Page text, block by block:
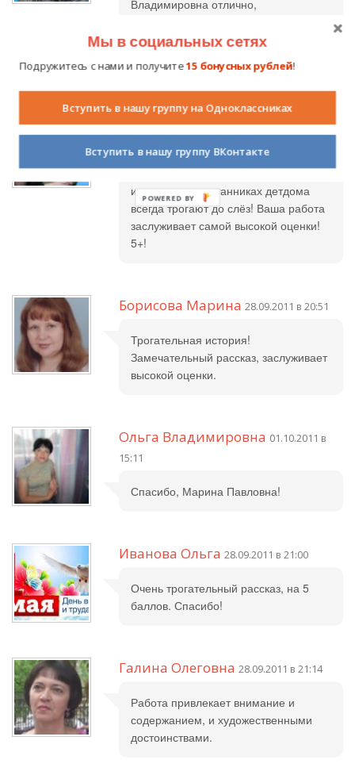
Владимировна отлично,
успехов в конкурсе. Галина
Валентина Алексеевна
19:29
Уважаемая Ольга Владимировна,
истории о воспитанниках детдома
всегда трогают до слёз! Ваша работа
заслуживает самой высокой оценки!
5+!
Борисова Марина 28.09.2011 в 20:51
Трогательная история!
Замечательный рассказ, заслуживает
высокой оценки.
Ольга Владимировна 01.10.2011 в
15:11
Спасибо, Марина Павловна!
Иванова Ольга 28.09.2011 в 21:00
Очень трогательный рассказ, на 5
баллов. Спасибо!
Галина Олеговна 28.09.2011 в 21:14
Работа привлекает внимание и
содержанием, и художественными
достоинствами.
Мы в социальных сетях
Подружитесь с нами и получите15 бонусных рублей!
Вступить в нашу группу на Одноклассниках
Вступить в нашу группу ВКонтакте